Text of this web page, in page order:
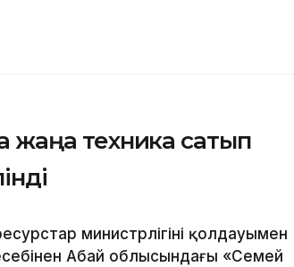
жаңа техника сатып
министрлігінің қолдауымен
Абай облысындағы «Семей